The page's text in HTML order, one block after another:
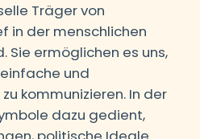
Träger von
in der menschlichen
Sie ermöglichen es uns,
und
kommunizieren. In der
dazu gedient,